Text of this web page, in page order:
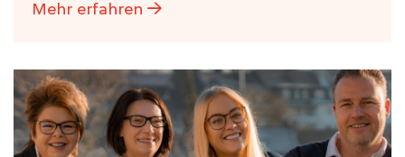
Mehr erfahren